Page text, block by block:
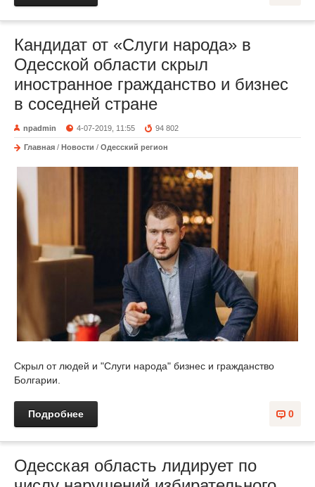
Кандидат от «Слуги народа» в
Одесской области скрыл
иностранное гражданство и бизнес
в соседней стране
npadmin 4-07-2019, 11:55 94 802
Главная / Новости / Одесский регион
Скрыл от людей и "Слуги народа" бизнес и гражданство
Болгарии.
0
Подробнее
Одесская область лидирует по